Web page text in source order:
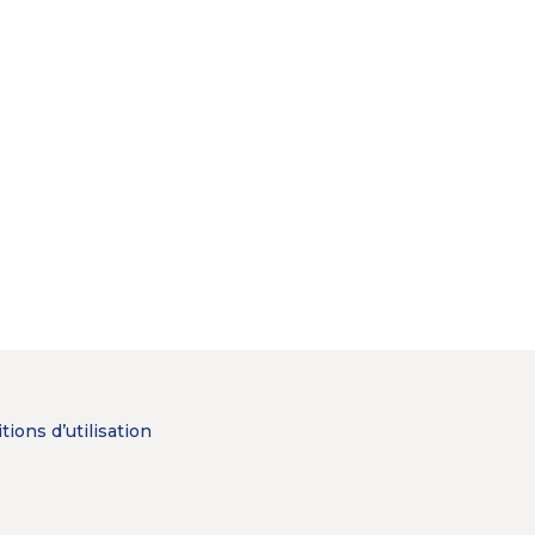
d’utilisation